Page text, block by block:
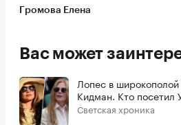
Громова Елена
Вас может
Лопес в
Кидман. Кто посетил
Светская хроника